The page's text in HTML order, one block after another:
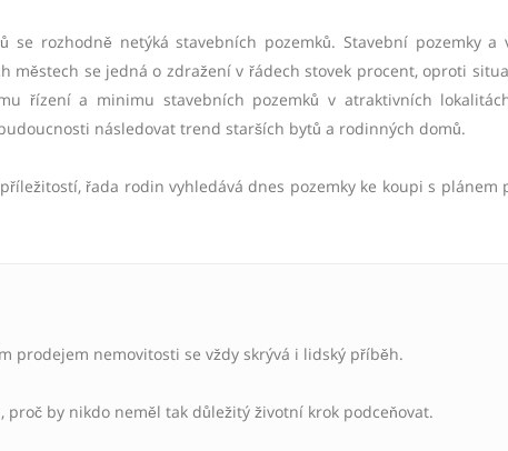
rozhodně netýká stavebních pozemků. Stavební pozemky a
městech se jedná o zdražení v řádech stovek procent, oproti
řízení a minimu stavebních pozemků v atraktivních
následovat trend starších bytů a rodinných domů.
řada rodin vyhledává dnes pozemky ke koupi s plánem
prodejem nemovitosti se vždy skrývá i lidský příběh.
proč by nikdo neměl tak důležitý životní krok podceňovat.